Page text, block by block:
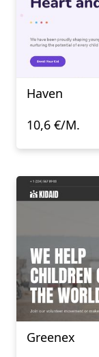
Haven
10,6 €/M.
Greenex